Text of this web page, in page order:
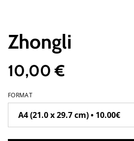
Zhongli
10,00 €
FORMAT